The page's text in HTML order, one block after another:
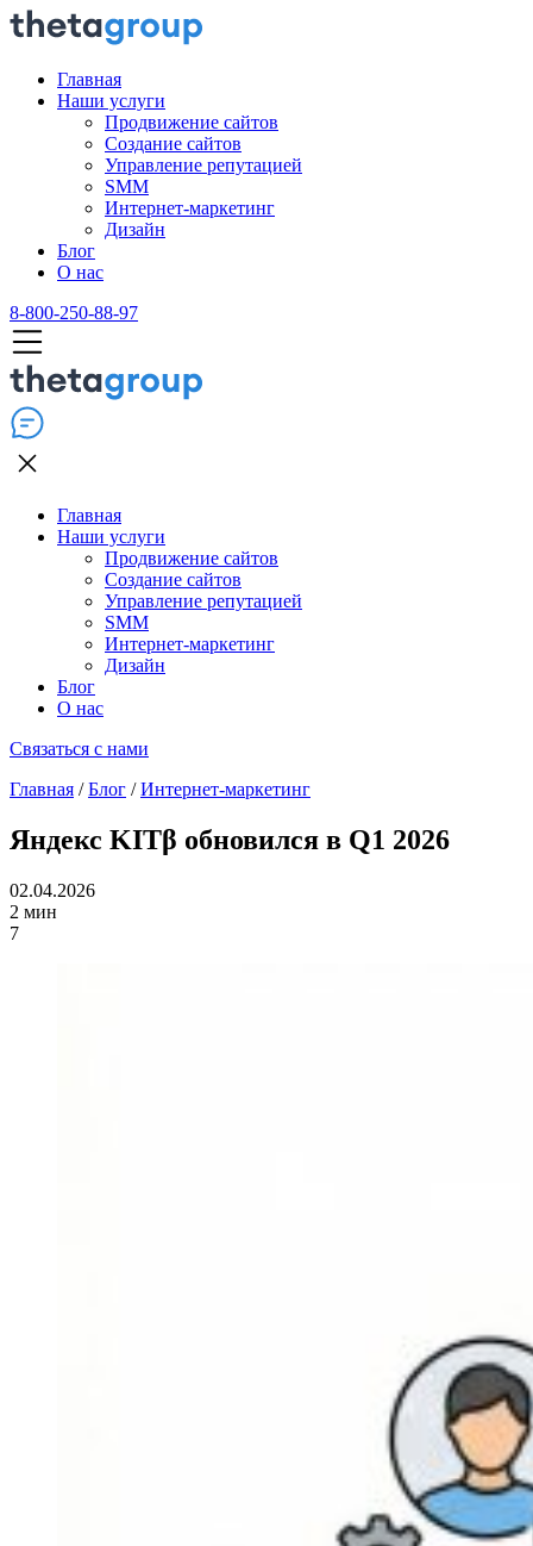
Главная
Наши услуги
Продвижение сайтов
Создание сайтов
Управление репутацией
SMM
Интернет-маркетинг
Дизайн
Блог
О нас
8-800-250-88-97
Главная
Наши услуги
Продвижение сайтов
Создание сайтов
Управление репутацией
SMM
Интернет-маркетинг
Дизайн
Блог
О нас
Связаться с нами
Главная /Блог /Интернет-маркетинг
Яндекс KITβ обновился в Q1 2026
02.04.2026
2 мин
7